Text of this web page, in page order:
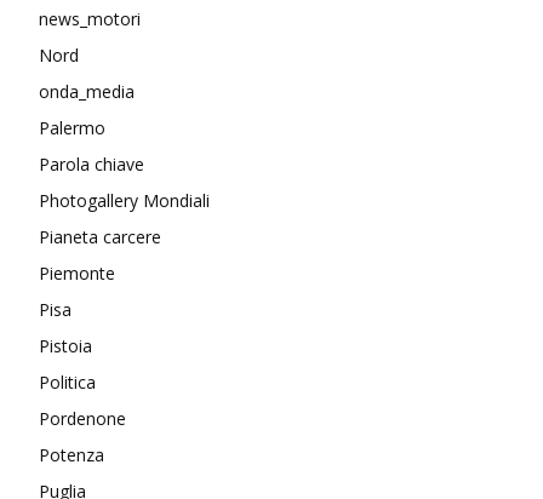
news_motori
Nord
onda_media
Palermo
Parola chiave
Photogallery Mondiali
Pianeta carcere
Piemonte
Pisa
Pistoia
Politica
Pordenone
Potenza
Puglia